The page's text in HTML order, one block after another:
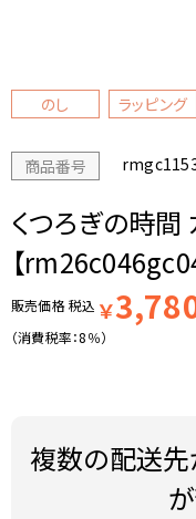
のし ラッピング
商品番号
くつろぎの時間
【
販売価格税込 ￥
（消費税率：8％）
複数の配送先